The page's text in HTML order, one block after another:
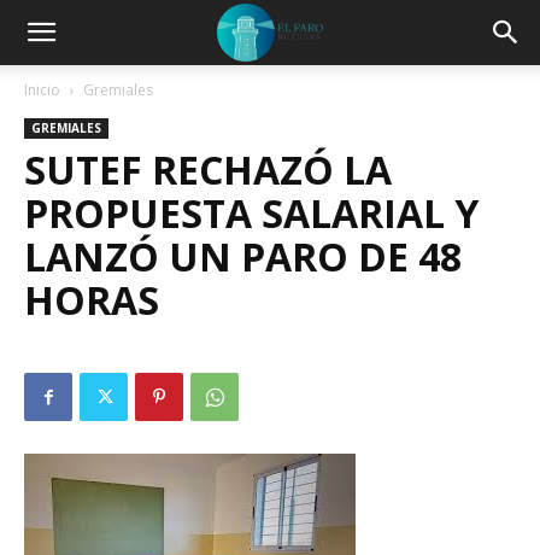
Inicio Gremiales
GREMIALES
SUTEF RECHAZÓ LA
PROPUESTA SALARIAL Y
LANZÓ UN PARO DE 48
HORAS